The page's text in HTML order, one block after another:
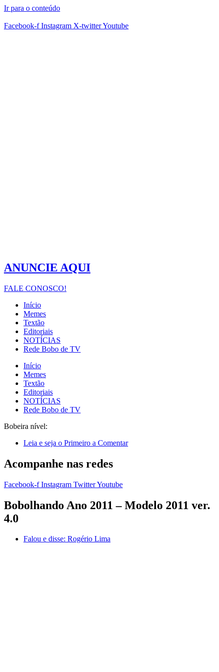
Ir para o conteúdo
Facebook-f Instagram X-twitterYoutube
ANUNCIE AQUI
FALE CONOSCO!
Início
Memes
Textão
Editoriais
NOTÍCIAS
Rede Bobo de TV
Início
Memes
Textão
Editoriais
NOTÍCIAS
Rede Bobo de TV
Bobeira nível:
Leia e seja o Primeiro a Comentar
Acompanhe nas redes
Facebook-f Instagram TwitterYoutube
Bobolhando Ano 2011 – Modelo 2011 ver.
4.0
Falou e disse: Rogério Lima